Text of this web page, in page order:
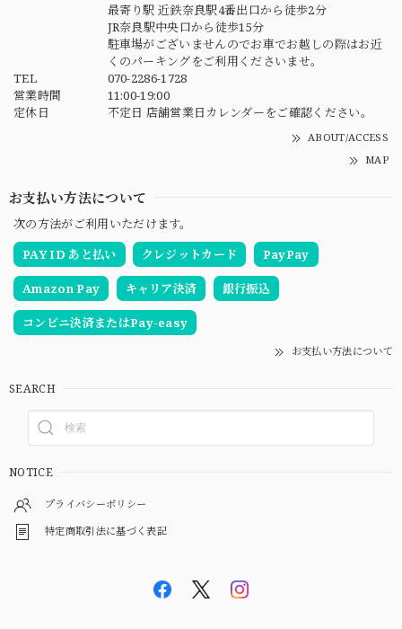
最寄り駅 近鉄奈良駅4番出口から徒歩2分
JR奈良駅中央口から徒歩15分
駐車場がございませんのでお車でお越しの際はお近
くのパーキングをご利用くださいませ。
TEL
070-2286-1728
営業時間
11:00-19:00
定休日
不定日 店舗営業日カレンダーをご確認ください。
ABOUT/ACCESS
MAP
お支払い方法について
次の方法がご利用いただけます。
PAY ID あと払い
クレジットカード PayPay
Amazon Pay キャリア決済 銀行振込
コンビニ決済またはPay-easy
お支払い方法について
SEARCH
NOTICE
プライバシーポリシー
特定商取引法に基づく表記